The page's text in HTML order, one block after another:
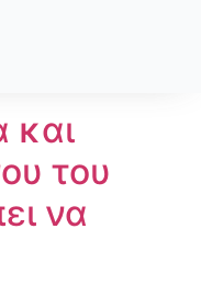
και
του
να